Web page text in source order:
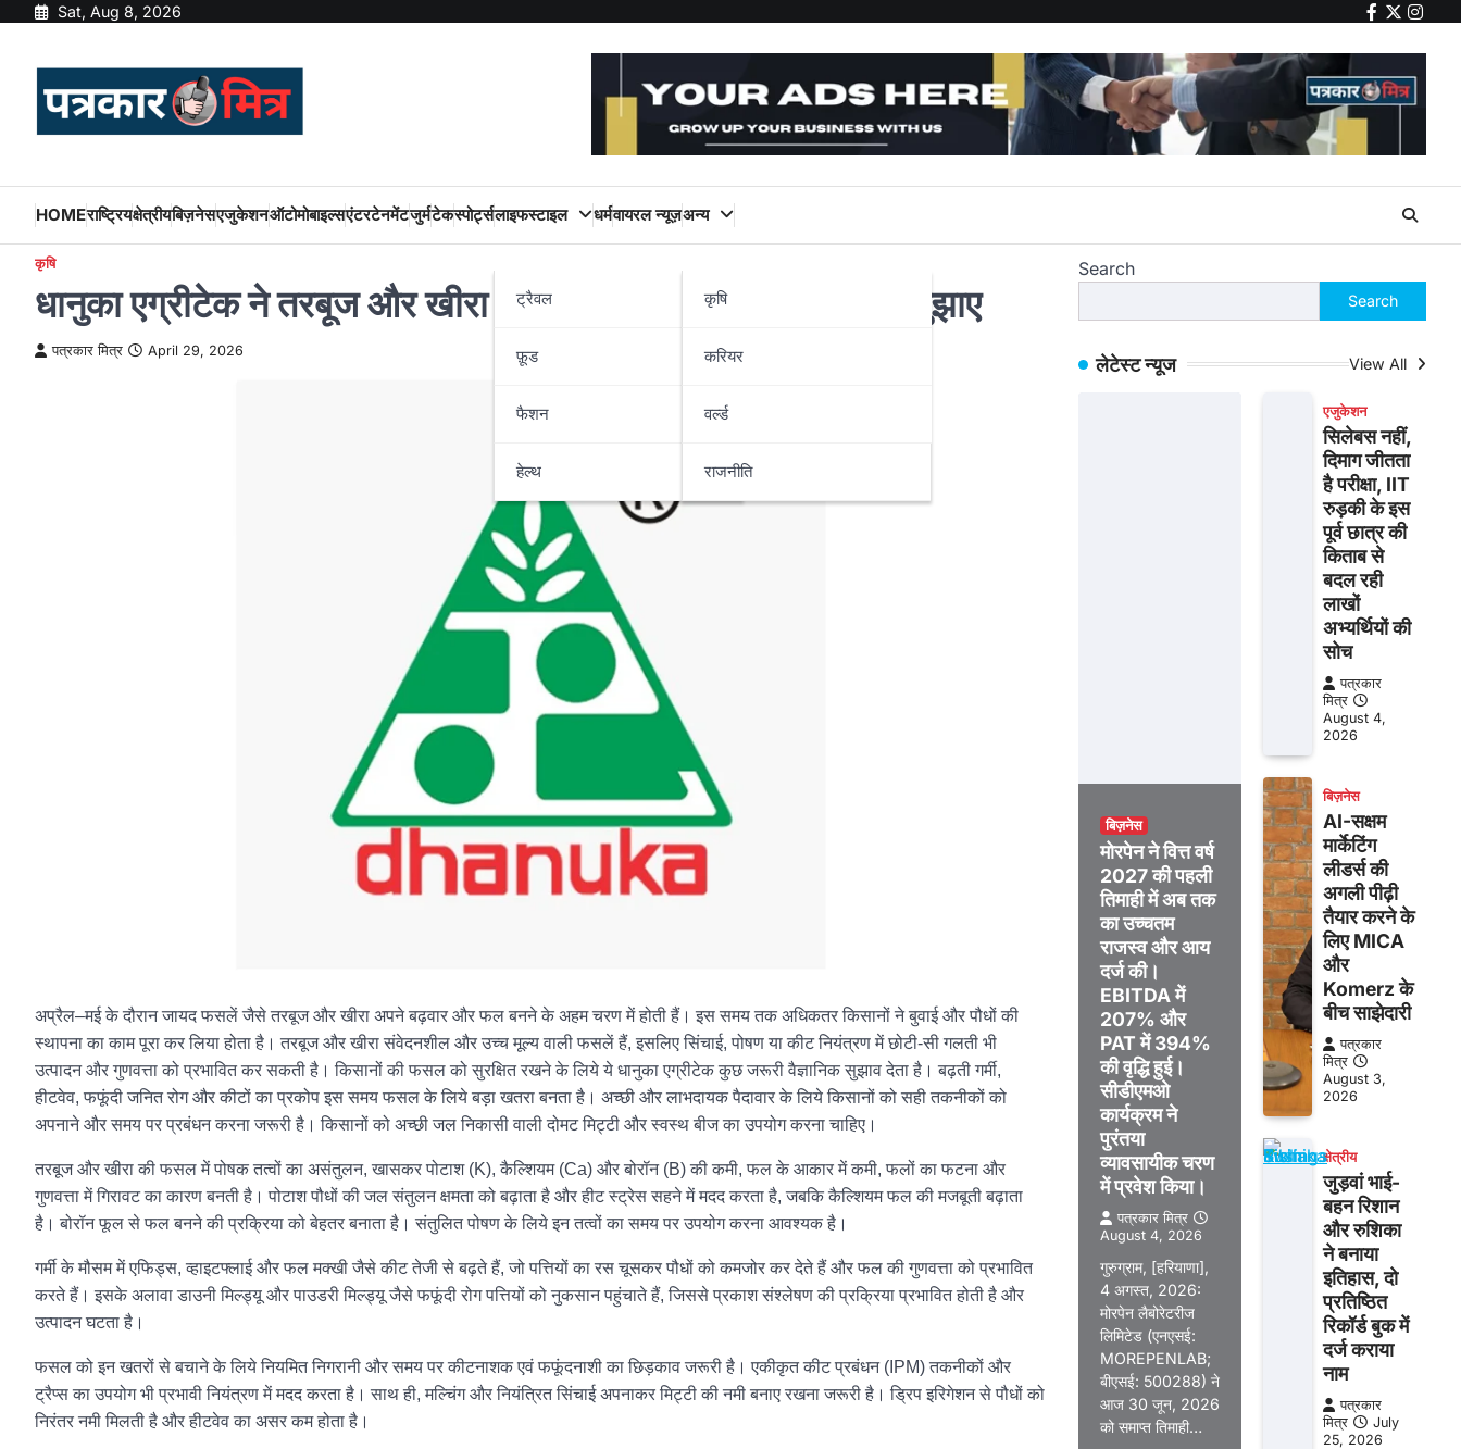
content
Sat, Aug 8, 2026
facebook
twitter
HOMEराष्ट्रियक्षेत्रीयबिज़नेसएजुकेशनऑटोमोबाइल्सएंटरटेनमेंटजुर्मटेकस्पोर्ट्सलाइफस्टाइल
ट्रैवल
फ़ूड
फैशन
हेल्थ
धर्मवायरल न्यूज़अन्य
कृषि
करियर
वर्ल्ड
राजनीति
कृषि
धानुका एग्रीटेक ने तरबूज और खीरा फसल के लिए वैज्ञानिक समाधान सुझाए
पत्रकार मित्र April 29, 2026
अप्रैल–मई के दौरान जायद फसलें जैसे तरबूज और खीरा अपने बढ़वार और फल बनने के अहम चरण में होती हैं। इस समय तक अधिकतर किसानों ने बुवाई और पौधों की
स्थापना का काम पूरा कर लिया होता है। तरबूज और खीरा संवेदनशील और उच्च मूल्य वाली फसलें हैं, इसलिए सिंचाई, पोषण या कीट नियंत्रण में छोटी-सी गलती भी
उत्पादन और गुणवत्ता को प्रभावित कर सकती है। किसानों की फसल को सुरक्षित रखने के लिये ये धानुका एग्रीटेक कुछ जरूरी वैज्ञानिक सुझाव देता है। बढ़ती गर्मी,
हीटवेव, फफूंदी जनित रोग और कीटों का प्रकोप इस समय फसल के लिये बड़ा खतरा बनता है। अच्छी और लाभदायक पैदावार के लिये किसानों को सही तकनीकों को
अपनाने और समय पर प्रबंधन करना जरूरी है। किसानों को अच्छी जल निकासी वाली दोमट मिट्टी और स्वस्थ बीज का उपयोग करना चाहिए।
तरबूज और खीरा की फसल में पोषक तत्वों का असंतुलन, खासकर पोटाश (K), कैल्शियम (Ca) और बोरॉन (B) की कमी, फल के आकार में कमी, फलों का फटना और
गुणवत्ता में गिरावट का कारण बनती है। पोटाश पौधों की जल संतुलन क्षमता को बढ़ाता है और हीट स्ट्रेस सहने में मदद करता है, जबकि कैल्शियम फल की मजबूती बढ़ाता
है। बोरॉन फूल से फल बनने की प्रक्रिया को बेहतर बनाता है। संतुलित पोषण के लिये इन तत्वों का समय पर उपयोग करना आवश्यक है।
गर्मी के मौसम में एफिड्स, व्हाइटफ्लाई और फल मक्खी जैसे कीट तेजी से बढ़ते हैं, जो पत्तियों का रस चूसकर पौधों को कमजोर कर देते हैं और फल की गुणवत्ता को प्रभावित
करते हैं। इसके अलावा डाउनी मिल्ड्यू और पाउडरी मिल्ड्यू जैसे फफूंदी रोग पत्तियों को नुकसान पहुंचाते हैं, जिससे प्रकाश संश्लेषण की प्रक्रिया प्रभावित होती है और
उत्पादन घटता है।
फसल को इन खतरों से बचाने के लिये नियमित निगरानी और समय पर कीटनाशक एवं फफूंदनाशी का छिड़काव जरूरी है। एकीकृत कीट प्रबंधन (IPM) तकनीकों और
ट्रैप्स का उपयोग भी प्रभावी नियंत्रण में मदद करता है। साथ ही, मल्चिंग और नियंत्रित सिंचाई अपनाकर मिट्टी की नमी बनाए रखना जरूरी है। ड्रिप इरिगेशन से पौधों को
निरंतर नमी मिलती है और हीटवेव का असर कम होता है।
Search
Search
लेटेस्ट न्यूज View All
बिज़नेस
मोरपेन ने वित्त वर्ष
2027 की पहली
तिमाही में अब तक
का उच्चतम
राजस्व और आय
दर्ज की।
EBITDA में
207% और
PAT में 394%
की वृद्धि हुई।
सीडीएमओ
कार्यक्रम ने
पुरंतया
व्यावसायीक चरण
में प्रवेश किया।
पत्रकार मित्र
August 4, 2026
गुरुग्राम, [हरियाणा],
4 अगस्त, 2026:
मोरपेन लैबोरेटरीज
लिमिटेड (एनएसई:
MOREPENLAB;
बीएसई: 500288) ने
आज 30 जून, 2026
को समाप्त तिमाही…
एजुकेशन
सिलेबस नहीं,
दिमाग जीतता
है परीक्षा, IIT
रुड़की के इस
पूर्व छात्र की
किताब से
बदल रही
लाखों
अभ्यर्थियों की
सोच
पत्रकार
मित्र
August 4,
2026
बिज़नेस
AI-सक्षम
मार्केटिंग
लीडर्स की
अगली पीढ़ी
तैयार करने के
लिए MICA
और
Komerz के
बीच साझेदारी
पत्रकार
मित्र
August 3,
2026
क्षेत्रीय
जुड़वां भाई-
बहन रिशान
और रुशिका
ने बनाया
इतिहास, दो
प्रतिष्ठित
रिकॉर्ड बुक में
दर्ज कराया
नाम
पत्रकार
मित्र
July
25, 2026